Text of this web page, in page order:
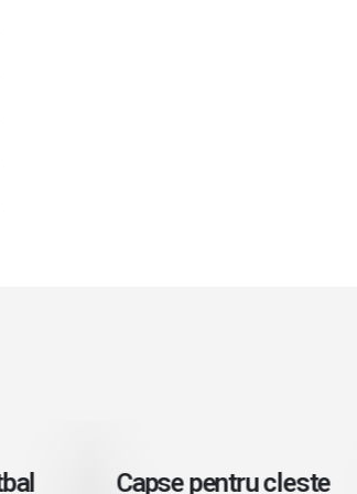
Capse pentru cleste